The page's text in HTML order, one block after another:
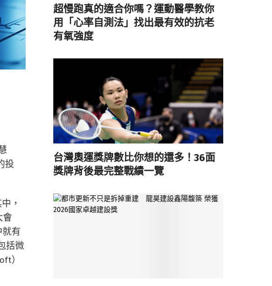
投
，
會
就有
括微
）
超慢跑真的適合你嗎？運動醫學教你
用「心率自測法」找出最有效的抗老
有氧強度
台灣奧運獎牌數比你想的還多！36面
獎牌背後最完整戰績一覽